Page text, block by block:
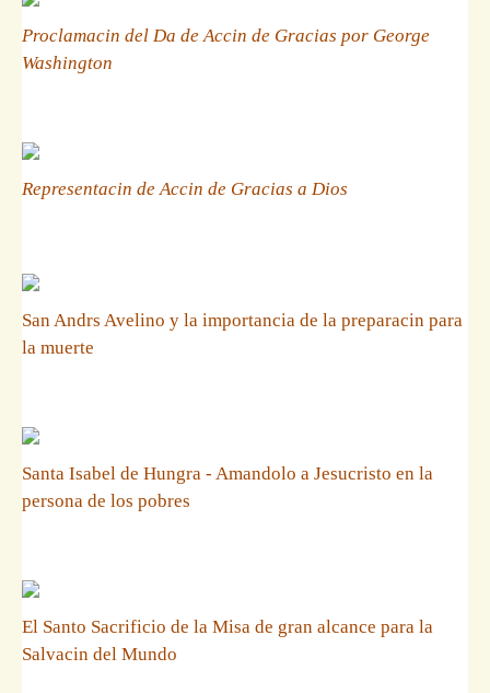
Proclamacin del Da de Accin de Gracias por George
Washington
Representacin de Accin de Gracias a Dios
San Andrs Avelino y la importancia de la preparacin para
la muerte
Santa Isabel de Hungra - Amandolo a Jesucristo en la
persona de los pobres
El Santo Sacrificio de la Misa de gran alcance para la
Salvacin del Mundo